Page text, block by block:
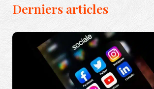
Derniers articles